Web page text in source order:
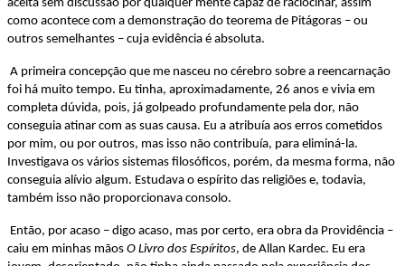
aceita sem discussão por qualquer mente capaz de raciocinar, assim
como acontece com a demonstração do teorema de Pitágoras – ou
outros semelhantes – cuja evidência é absoluta.
A primeira concepção que me nasceu no cérebro sobre a reencarnação
foi há muito tempo. Eu tinha, aproximadamente, 26 anos e vivia em
completa dúvida, pois, já golpeado profundamente pela dor, não
conseguia atinar com as suas causa. Eu a atribuía aos erros cometidos
por mim, ou por outros, mas isso não contribuía, para eliminá-la.
Investigava os vários sistemas filosóficos, porém, da mesma forma, não
conseguia alívio algum. Estudava o espírito das religiões e, todavia,
também isso não proporcionava consolo.
Então, por acaso – digo acaso, mas por certo, era obra da Providência –
caiu em minhas mãos O Livro dos Espíritos, de Allan Kardec. Eu era